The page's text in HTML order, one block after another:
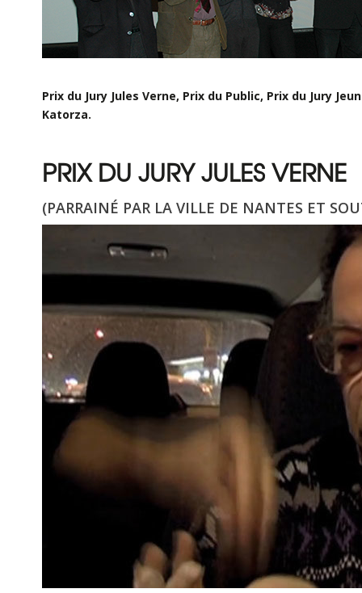
Prix du Jury Jules Verne, Prix du Public, Prix du Jury
Katorza.
PRIX DU JURY JULES VERNE
(PARRAINÉ PAR LA VILLE DE NANTES ET